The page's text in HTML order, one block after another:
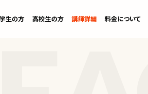
生の方 高校生の方 講師詳細 料金について